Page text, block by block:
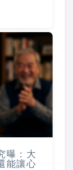
曝：大
能讓心